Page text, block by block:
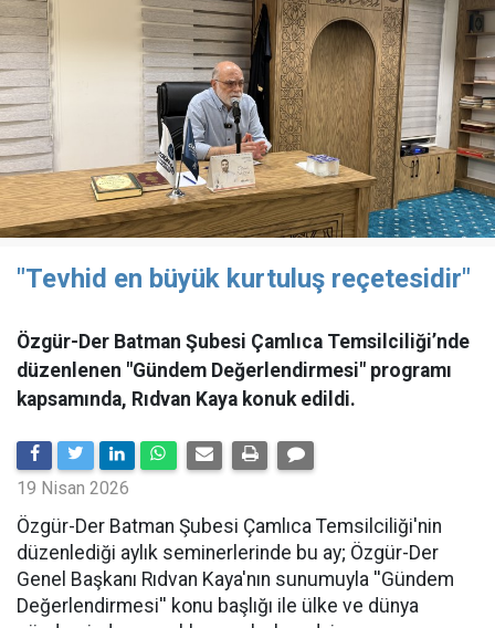
"Tevhid en büyük kurtuluş reçetesidir"
Özgür-Der Batman Şubesi Çamlıca Temsilciliği’nde
düzenlenen "Gündem Değerlendirmesi" programı
kapsamında, Rıdvan Kaya konuk edildi.
19 Nisan 2026
​Özgür-Der Batman Şubesi Çamlıca Temsilciliği'nin
düzenlediği aylık seminerlerinde bu ay; Özgür-Der
Genel Başkanı Rıdvan Kaya'nın sunumuyla ''Gündem
Değerlendirmesi'' konu başlığı ile ülke ve dünya